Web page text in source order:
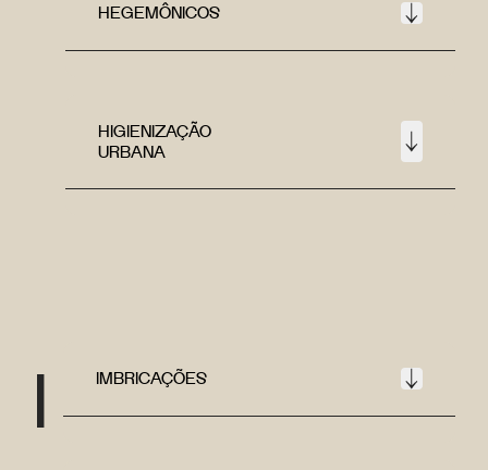
HEGEMÔNICOS
HIGIENIZAÇÃO
URBANA
I IMBRICAÇÕES